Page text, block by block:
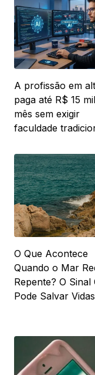
A profissão em
paga até R$ 15
mês sem exigir
faculdade
O Que Acontece
Quando o Mar
Repente? O Sinal
Pode Salvar Vidas